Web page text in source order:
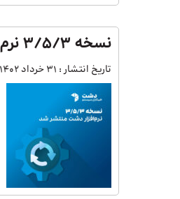
نسخه 3/5/3 نرم‌افزار دشت منتشر شد
تاریخ انتشار : 31 خرداد 1402